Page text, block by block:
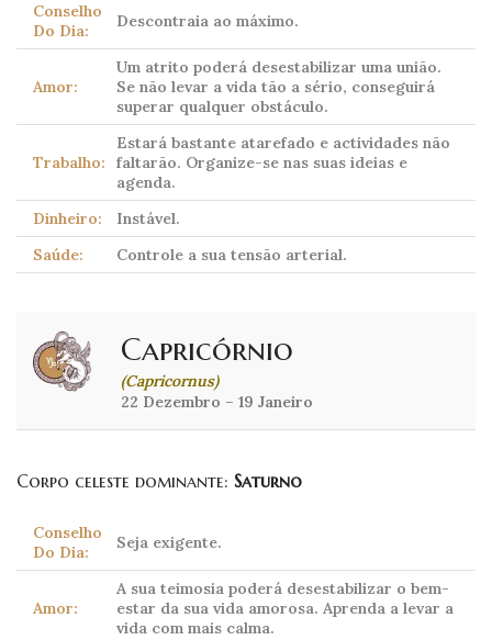
Conselho
Do Dia:
Descontraia ao máximo.
Amor:
Um atrito poderá desestabilizar uma união.
Se não levar a vida tão a sério, conseguirá
superar qualquer obstáculo.
Trabalho:
Estará bastante atarefado e actividades não
faltarão. Organize-se nas suas ideias e
agenda.
Dinheiro:
Instável.
Saúde:
Controle a sua tensão arterial.
Capricórnio
(Capricornus)
22 Dezembro – 19 Janeiro
Corpo celeste dominante: Saturno
Conselho
Do Dia:
Seja exigente.
Amor:
A sua teimosia poderá desestabilizar o bem-
estar da sua vida amorosa. Aprenda a levar a
vida com mais calma.